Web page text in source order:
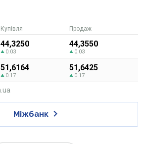
Купівля Продаж
44,3250
0.03
44,3550
0.03
51,6164
0.17
51,6425
0.17
Міжбанк